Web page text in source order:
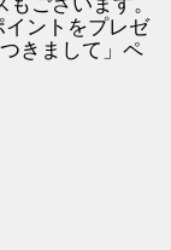
ントをプレゼ
きまして 」ペ